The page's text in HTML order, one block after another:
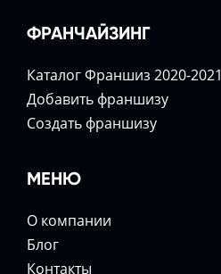
ФРАНЧАЙЗИНГ
Каталог Франшиз 2020-2021
Добавить франшизу
Создать франшизу
МЕНЮ
О компании
Блог
Контакты